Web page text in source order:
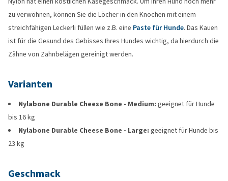
zu verwöhnen, können Sie die Löcher in den Knochen mit einem
streichfähigen Leckerli füllen wie z.B. eine Paste für Hunde. Das Kauen
ist für die Gesund des Gebisses Ihres Hundes wichtig, da hierdurch die
Zähne von Zahnbelägen gereinigt werden.
Varianten
Nylabone Durable Cheese Bone - Medium: geeignet für Hunde
bis 16 kg
Nylabone Durable Cheese Bone - Large: geeignet für Hunde bis
23 kg
Geschmack